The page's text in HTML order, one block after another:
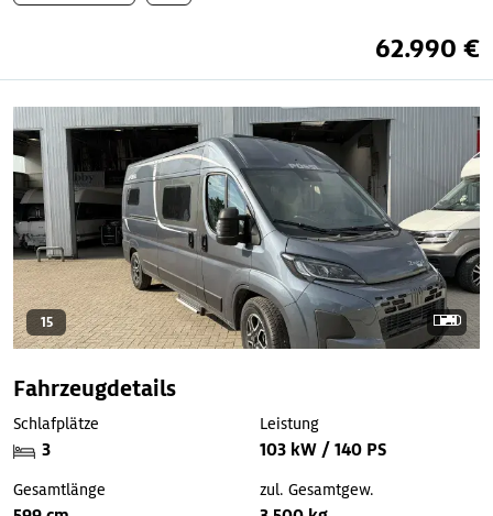
62.990 €
15
Fahrzeugdetails
Schlafplätze
3
Leistung
103 kW / 140 PS
Gesamtlänge zul. Gesamtgew.